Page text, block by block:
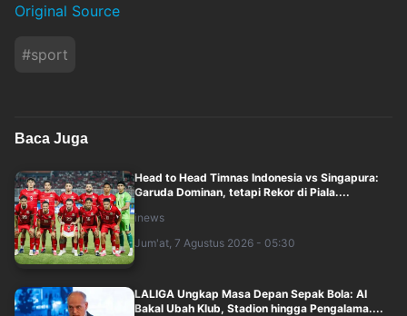
Original Source
#sport
Baca Juga
Head to Head Timnas Indonesia vs Singapura:
Garuda Dominan, tetapi Rekor di Piala....
inews
Jum'at, 7 Agustus 2026 - 05:30
LALIGA Ungkap Masa Depan Sepak Bola: AI
Bakal Ubah Klub, Stadion hingga Pengalama....